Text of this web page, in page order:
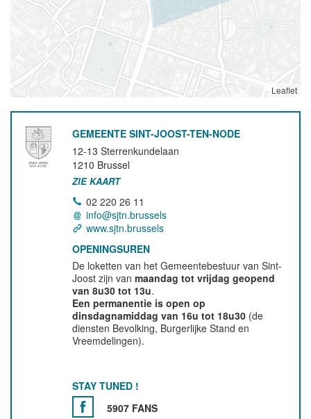
Leaflet
GEMEENTE SINT-JOOST-TEN-NODE
12-13 Sterrenkundelaan
1210 Brussel
ZIE KAART
02 220 26 11
info@sjtn.brussels
www.sjtn.brussels
OPENINGSUREN
De loketten van het Gemeentebestuur van Sint-
Joost zijn vanmaandag tot vrijdag geopend
van 8u30 tot 13u.
Een permanentie is open op
dinsdagnamiddag van 16u tot 18u30 (de
diensten Bevolking, Burgerlijke Stand en
Vreemdelingen).
STAY TUNED !
5907 FANS